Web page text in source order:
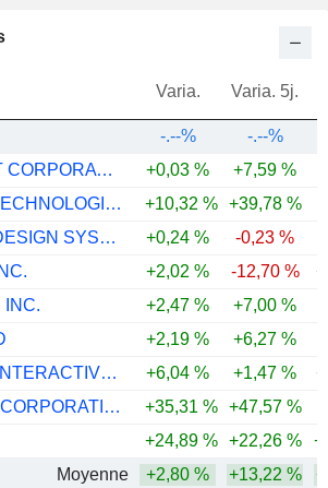
Varia. Varia. 5j.
-.--%
-.--%
MICROSOFT CORPORATION
+0,03 % +7,59 %
PALANTIR TECHNOLOGIES INC.
+10,32 % +39,78 %
CADENCE DESIGN SYSTEMS, INC.
+0,24 % -0,23 %
+2,02 % -12,70 %
INC.
+2,47 % +7,00 %
+2,19 % +6,27 %
TAKE-TWO INTERACTIVE SOFTWARE, INC.
+6,04 % +1,47 %
ATLASSIAN CORPORATION
+35,31 % +47,57 %
+24,89 % +22,26 %
Moyenne
+2,80 % +13,22 %